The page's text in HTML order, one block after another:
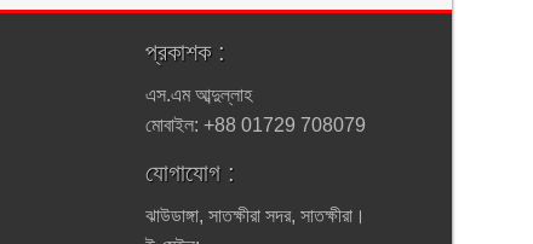
প্রকাশক :
এস.এম আব্দুল্লাহ
মোবাইল: +88 01729 708079
যোগাযোগ :
ঝাউডাঙ্গা, সাতক্ষীরা সদর, সাতক্ষীরা।